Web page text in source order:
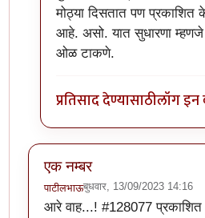
मोठ्या दिसतात पण प्रकाशित
आहे. असो. यात सुधारणा म्हणजे
ओळ टाकणे.
प्रतिसाद देण्यासाठीलॉग इन
एक नम्बर
पाटीलभाऊबुधवार, 13/09/2023 14:16
आरे वाह...! #128077